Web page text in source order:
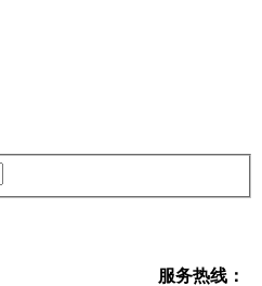
服务热线：